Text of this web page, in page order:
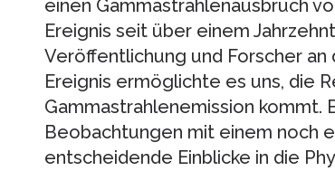
einen Gammastrahlenausbruch
Ereignis seit über einem
Veröffentlichung und Forscher
Ereignis ermöglichte es uns, die
Gammastrahlenemission
Beobachtungen mit einem noch
entscheidende Einblicke in die